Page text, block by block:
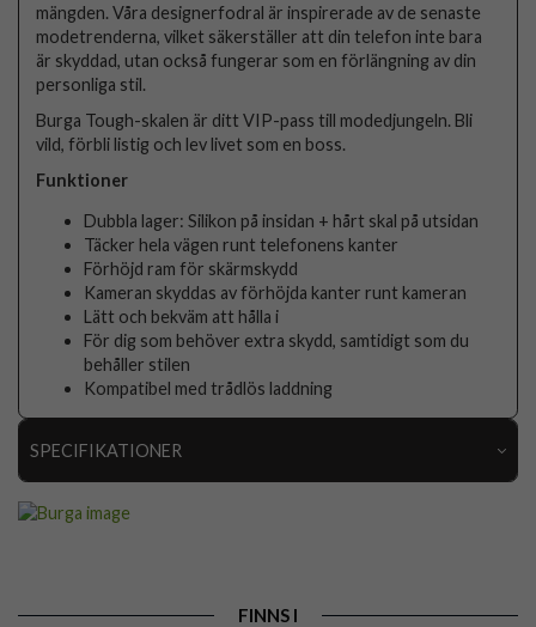
mängden. Våra designerfodral är inspirerade av de senaste
modetrenderna, vilket säkerställer att din telefon inte bara
är skyddad, utan också fungerar som en förlängning av din
personliga stil.
Burga Tough-skalen är ditt VIP-pass till modedjungeln. Bli
vild, förbli listig och lev livet som en boss.
Funktioner
Dubbla lager: Silikon på insidan + hårt skal på utsidan
Täcker hela vägen runt telefonens kanter
Förhöjd ram för skärmskydd
Kameran skyddas av förhöjda kanter runt kameran
Lätt och bekväm att hålla i
För dig som behöver extra skydd, samtidigt som du
behåller stilen
Kompatibel med trådlös laddning
SPECIFIKATIONER
FINNS I